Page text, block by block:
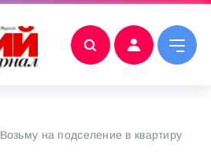
Возьму на подселение в квартиру